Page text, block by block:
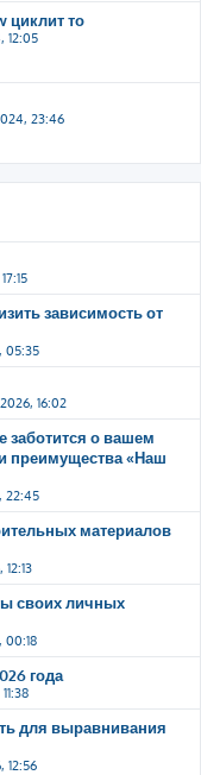
циклит то
12:05
23:46
зависимость от
05:35
16:02
заботится о вашем
преимущества «Наш
22:45
материалов
своих личных
00:18
года
для выравнивания
12:56